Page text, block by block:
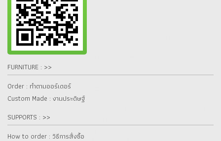
FURNITURE : >>
Order : ทำตามออร์เดอร์
Custom Made : งานประดิษฐ์
SUPPORTS : >>
How to order : วิธีการสั่งซื้อ